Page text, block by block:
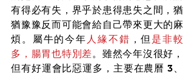
有得必有失，界乎於患得患失之間，猶
猶豫豫反而可能會給自己帶來更大的麻
煩。屬牛的今年 人緣不錯 ，但 是非較
多，腸胃也特別差。雖然今年沒很好，
但有好運會比惡運多，主要在農曆 3、